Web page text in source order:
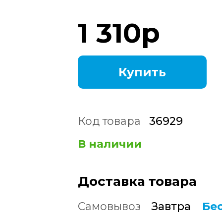
1 310р
Купить
Код товара
36929
В наличии
Доставка товара
Самовывоз Завтра